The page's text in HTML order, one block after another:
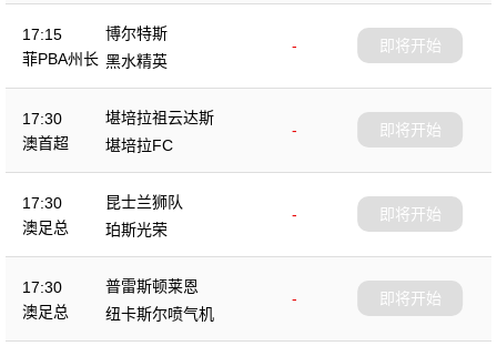
17:15
菲PBA州长
博尔特斯
-
黑水精英
即将开始
17:30
澳首超
堪培拉祖云达斯
-
堪培拉FC
即将开始
17:30
澳足总
昆士兰狮队
-
珀斯光荣
即将开始
17:30
澳足总
普雷斯顿莱恩
-
纽卡斯尔喷气机
即将开始